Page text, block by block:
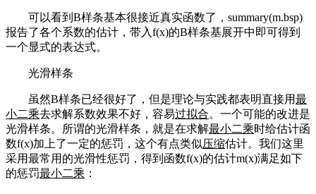
可以看到B样条基本很接近真实函数了，summary(m.bsp)
报告了各个系数的估计，带入f(x)的B样条基展开中即可得到
一个显式的表达式。
光滑样条
虽然B样条已经很好了，但是理论与实践都表明直接用最
小二乘去求解系数效果不好，容易过拟合。一个可能的改进是
光滑样条。所谓的光滑样条，就是在求解最小二乘时给估计函
数f(x)加上了一定的惩罚，这个有点类似压缩估计。我们这里
采用最常用的光滑性惩罚，得到函数f(x)的估计m(x)满足如下
的惩罚最小二乘 ：